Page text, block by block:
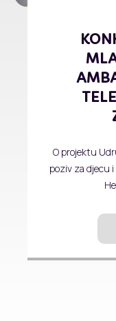
U toku mjeseca